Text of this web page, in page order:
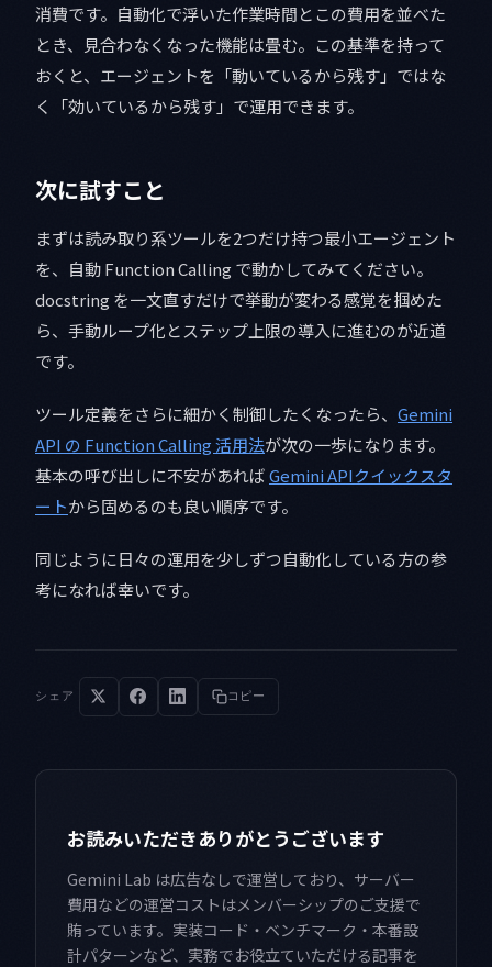
消費です。自動化で浮いた作業時間とこの費用を並べた
とき、見合わなくなった機能は畳む。この基準を持って
おくと、エージェントを「動いているから残す」ではな
く「効いているから残す」で運用できます。
次に試すこと
まずは読み取り系ツールを2つだけ持つ最小エージェント
を、自動 Function Calling で動かしてみてください。
docstring を一文直すだけで挙動が変わる感覚を掴めた
ら、手動ループ化とステップ上限の導入に進むのが近道
です。
ツール定義をさらに細かく制御したくなったら、 Gemini
API の Function Calling 活用法が次の一歩になります。
基本の呼び出しに不安があればGemini APIクイックスタ
ートから固めるのも良い順序です。
同じように日々の運用を少しずつ自動化している方の参
考になれば幸いです。
シェア コピー
お読みいただきありがとうございます
Gemini Lab は広告なしで運営しており、サーバー
費用などの運営コストはメンバーシップのご支援で
賄っています。実装コード・ベンチマーク・本番設
計パターンなど、実務でお役立ていただける記事を